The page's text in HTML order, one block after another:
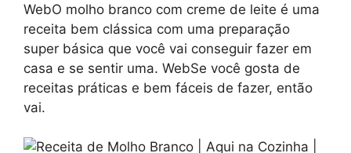
WebO molho branco com creme de leite é uma
receita bem clássica com uma preparação
super básica que você vai conseguir fazer em
casa e se sentir uma. WebSe você gosta de
receitas práticas e bem fáceis de fazer, então
vai.